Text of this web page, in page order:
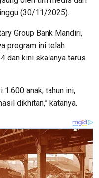
(30/11/2025).
Group Bank Mandiri,
program ini telah
dan kini skalanya terus
anak, tahun ini,
dikhitan,” katanya.